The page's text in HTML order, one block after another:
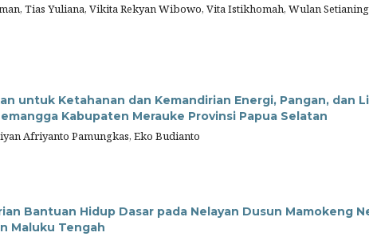
Tias Yuliana, Vikita Rekyan Wibowo, Vita Istikhomah, Wulan
untuk Ketahanan dan Kemandirian Energi, Pangan, dan
Kabupaten Merauke Provinsi Papua Selatan
Afriyanto Pamungkas, Eko Budianto
Bantuan Hidup Dasar pada Nelayan Dusun Mamokeng
Maluku Tengah